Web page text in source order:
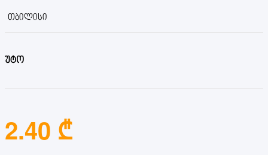
ᲗᲑᲘᲚᲘᲡᲘ
უტო
2.40 ₾